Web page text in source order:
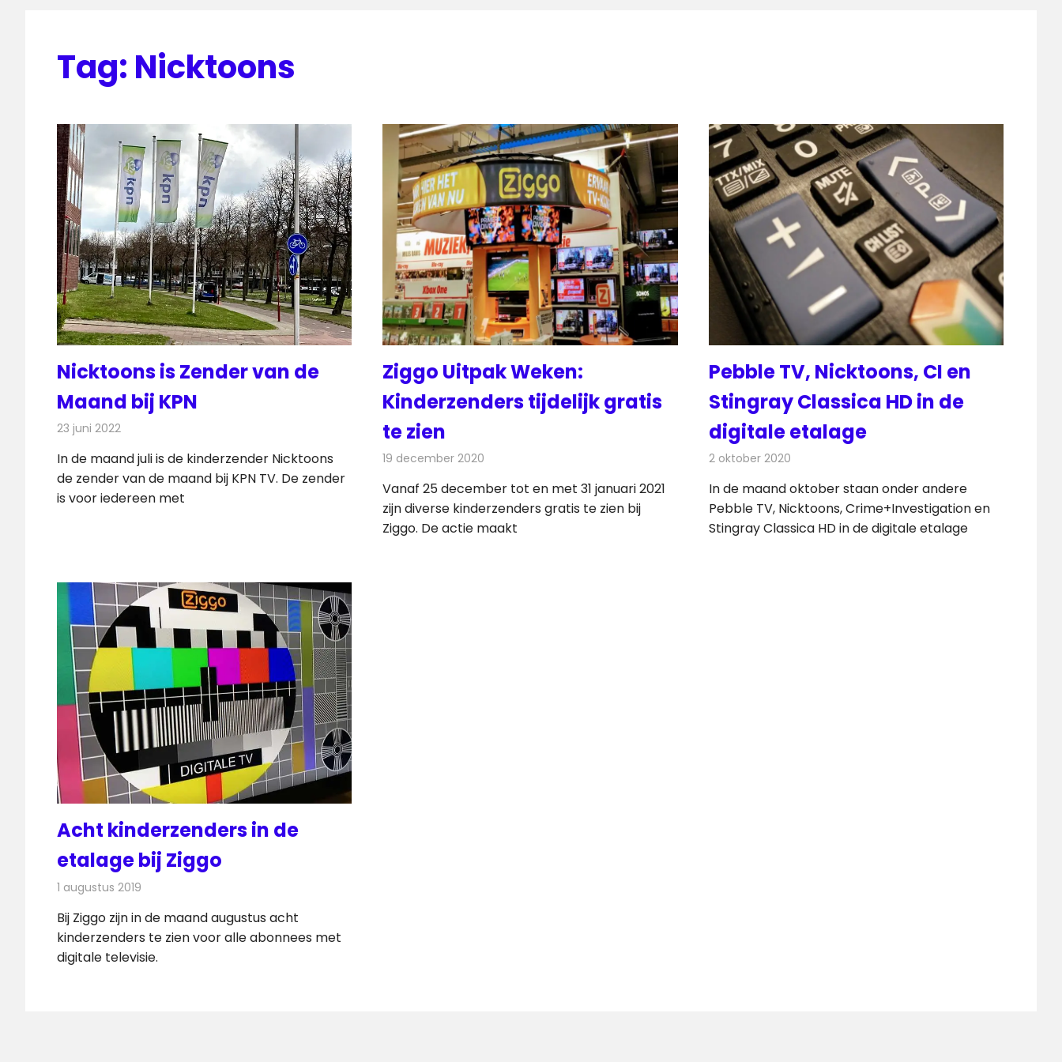
Tag: Nicktoons
Nicktoons is Zender van de
Maand bij KPN
23 juni 2022
In de maand juli is de kinderzender Nicktoons
de zender van de maand bij KPN TV. De zender
is voor iedereen met
Ziggo Uitpak Weken:
Kinderzenders tijdelijk gratis
te zien
19 december 2020
Vanaf 25 december tot en met 31 januari 2021
zijn diverse kinderzenders gratis te zien bij
Ziggo. De actie maakt
Pebble TV, Nicktoons, CI en
Stingray Classica HD in de
digitale etalage
2 oktober 2020
In de maand oktober staan onder andere
Pebble TV, Nicktoons, Crime+Investigation en
Stingray Classica HD in de digitale etalage
Acht kinderzenders in de
etalage bij Ziggo
1 augustus 2019
Bij Ziggo zijn in de maand augustus acht
kinderzenders te zien voor alle abonnees met
digitale televisie.